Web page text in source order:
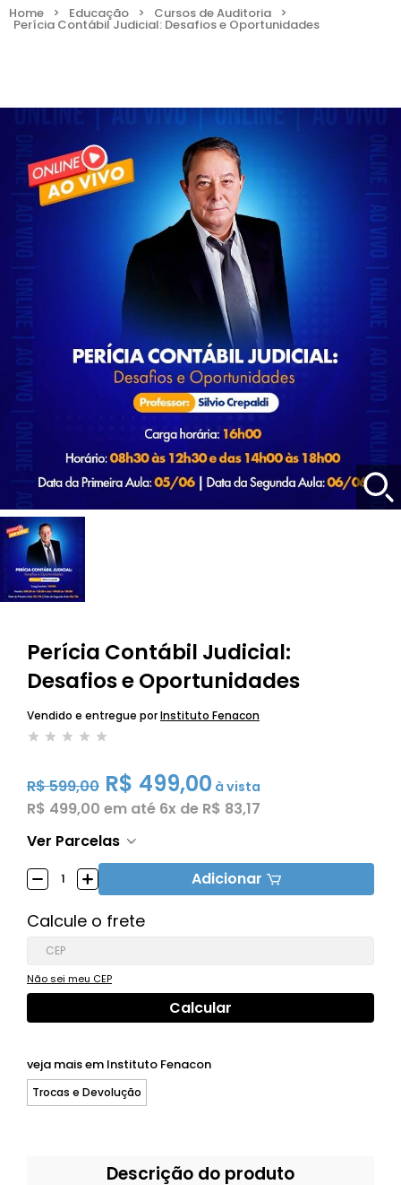
Home > Educação > Cursos de Auditoria >
Perícia Contábil Judicial: Desafios e Oportunidades
Perícia Contábil Judicial:
Desafios e Oportunidades
Vendido e entregue porInstituto Fenacon
R$ 599,00 R$ 499,00 à vista
R$ 499,00 em até 6x de R$ 83,17
Ver Parcelas
Adicionar
Calcule o frete
Não sei meu CEP
veja mais em Instituto Fenacon
Trocas e Devolução
Descrição do produto